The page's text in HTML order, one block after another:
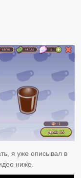
я уже описывал в
ниже.